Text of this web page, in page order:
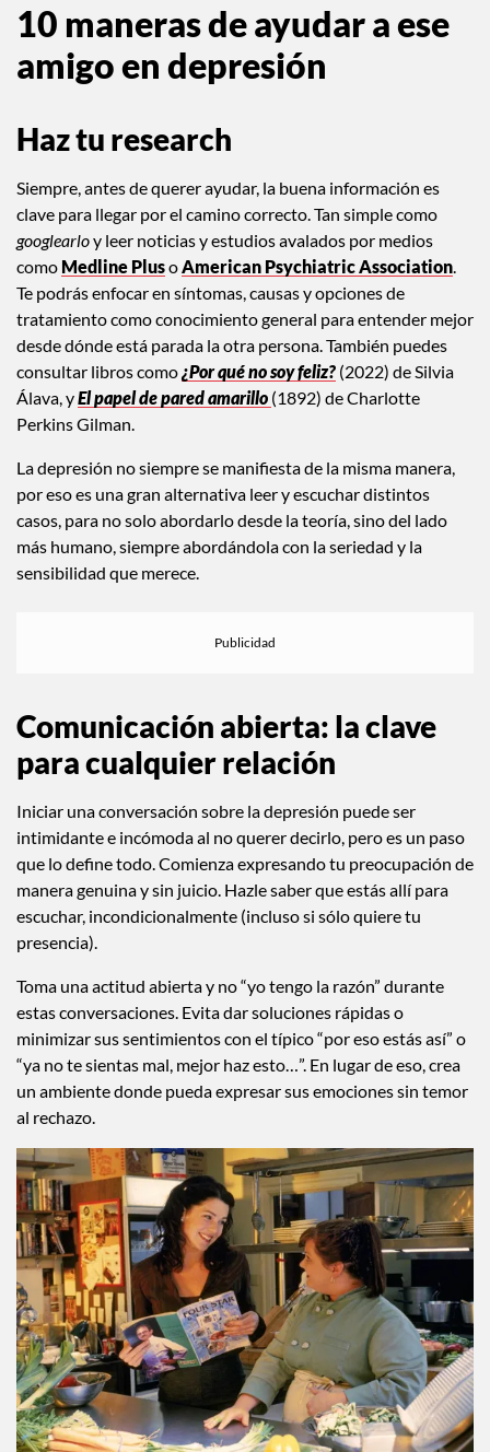
10 maneras de ayudar a ese
amigo en depresión
Haz tu research
Siempre, antes de querer ayudar, la buena información es
clave para llegar por el camino correcto. Tan simple como
googlearloy leer noticias y estudios avalados por medios
como Medline PlusoAmerican Psychiatric Association.
Te podrás enfocar en síntomas, causas y opciones de
tratamiento como conocimiento general para entender mejor
desde dónde está parada la otra persona. También puedes
consultar libros como¿Por qué no soy feliz? (2022) de Silvia
Álava, yEl papel de pared amarillo (1892) de Charlotte
Perkins Gilman.
La depresión no siempre se manifiesta de la misma manera,
por eso es una gran alternativa leer y escuchar distintos
casos, para no solo abordarlo desde la teoría, sino del lado
más humano, siempre abordándola con la seriedad y la
sensibilidad que merece.
Comunicación abierta: la clave
para cualquier relación
Iniciar una conversación sobre la depresión puede ser
intimidante e incómoda al no querer decirlo, pero es un paso
que lo define todo. Comienza expresando tu preocupación de
manera genuina y sin juicio. Hazle saber que estás allí para
escuchar, incondicionalmente (incluso si sólo quiere tu
presencia).
Toma una actitud abierta y no “yo tengo la razón” durante
estas conversaciones. Evita dar soluciones rápidas o
minimizar sus sentimientos con el típico “por eso estás así” o
“ya no te sientas mal, mejor haz esto…”. En lugar de eso, crea
un ambiente donde pueda expresar sus emociones sin temor
al rechazo.